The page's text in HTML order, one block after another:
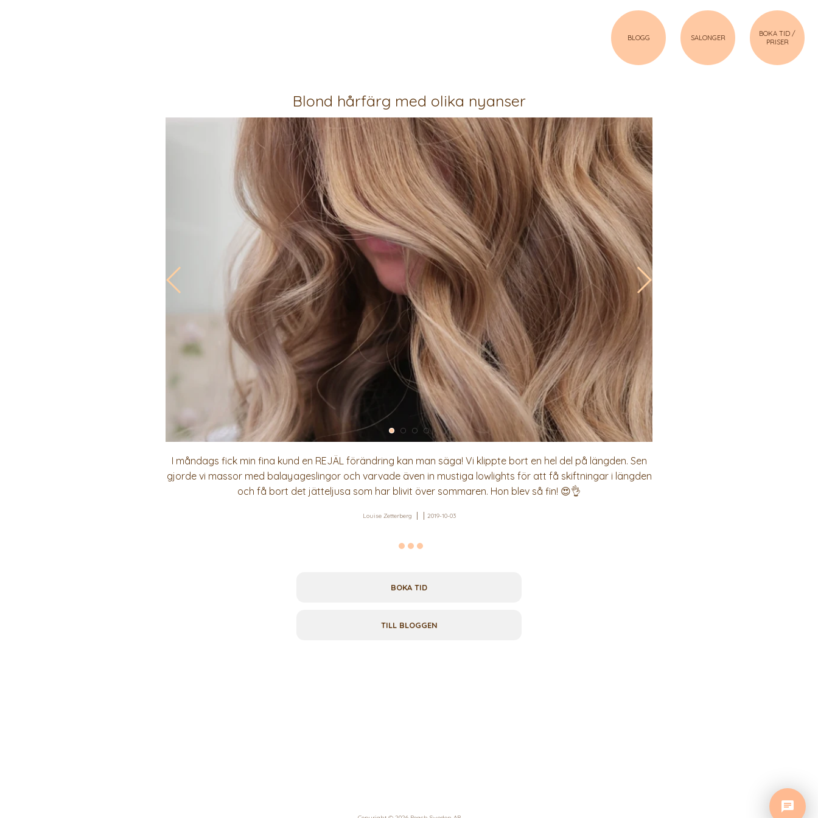
BLOGG SALONGER
BOKA TID /
PRISER
Blond hårfärg med olika nyanser
I måndags fick min fina kund en REJÄL förändring kan man säga! Vi klippte bort en hel del på längden. Sen
gjorde vi massor med balayageslingor och varvade även in mustiga lowlights för att få skiftningar i längden
och få bort det jätteljusa som har blivit över sommaren. Hon blev så fin! 😍👌
Louise Zetterberg 2019-10-03
BOKA TID
TILL BLOGGEN